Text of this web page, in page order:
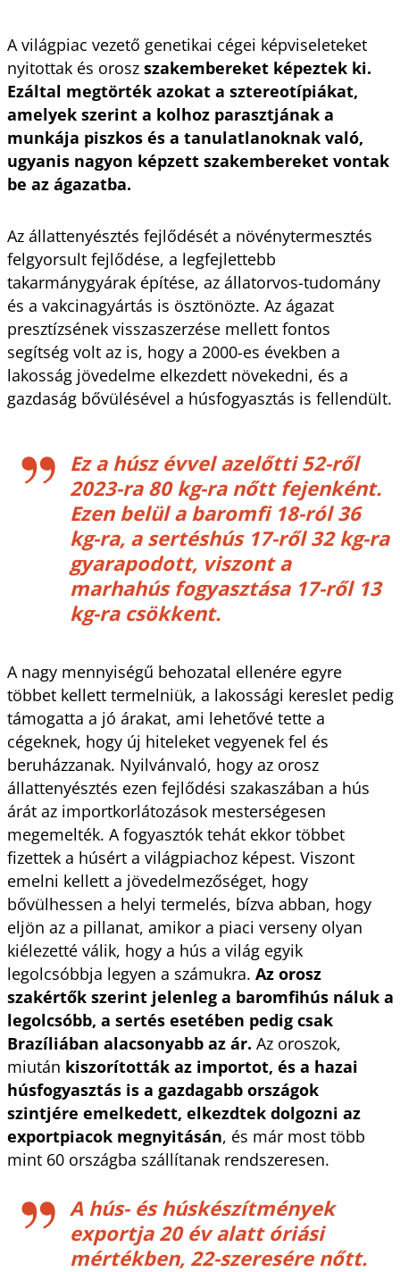
A világpiac vezető genetikai cégei képviseleteket
nyitottak és orosz szakembereket képeztek ki.
Ezáltal megtörték azokat a sztereotípiákat,
amelyek szerint a kolhoz parasztjának a
munkája piszkos és a tanulatlanoknak való,
ugyanis nagyon képzett szakembereket vontak
be az ágazatba.
Az állattenyésztés fejlődését a növénytermesztés
felgyorsult fejlődése, a legfejlettebb
takarmánygyárak építése, az állatorvos-tudomány
és a vakcinagyártás is ösztönözte. Az ágazat
presztízsének visszaszerzése mellett fontos
segítség volt az is, hogy a 2000-es években a
lakosság jövedelme elkezdett növekedni, és a
gazdaság bővülésével a húsfogyasztás is fellendült.
Ez a húsz évvel azelőtti 52-ről
2023-ra 80 kg-ra nőtt fejenként.
Ezen belül a baromfi 18-ról 36
kg-ra, a sertéshús 17-ről 32 kg-ra
gyarapodott, viszont a
marhahús fogyasztása 17-ről 13
kg-ra csökkent.
A nagy mennyiségű behozatal ellenére egyre
többet kellett termelniük, a lakossági kereslet pedig
támogatta a jó árakat, ami lehetővé tette a
cégeknek, hogy új hiteleket vegyenek fel és
beruházzanak. Nyilvánvaló, hogy az orosz
állattenyésztés ezen fejlődési szakaszában a hús
árát az importkorlátozások mesterségesen
megemelték. A fogyasztók tehát ekkor többet
fizettek a húsért a világpiachoz képest. Viszont
emelni kellett a jövedelmezőséget, hogy
bővülhessen a helyi termelés, bízva abban, hogy
eljön az a pillanat, amikor a piaci verseny olyan
kiélezetté válik, hogy a hús a világ egyik
legolcsóbbja legyen a számukra. Az orosz
szakértők szerint jelenleg a baromfihús náluk a
legolcsóbb, a sertés esetében pedig csak
Brazíliában alacsonyabb az ár. Az oroszok,
miután kiszorították az importot, és a hazai
húsfogyasztás is a gazdagabb országok
szintjére emelkedett, elkezdtek dolgozni az
exportpiacok megnyitásán, és már most több
mint 60 országba szállítanak rendszeresen.
A hús- és húskészítmények
exportja 20 év alatt óriási
mértékben, 22-szeresére nőtt.